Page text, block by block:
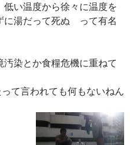
い温度から徐々に温度を
に湯だって死ぬ って有名
染とか食糧危機に重ねて
て言われても何もないねん